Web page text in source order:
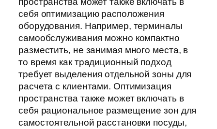
себя оптимизацию расположения
оборудования. Например, терминалы
самообслуживания можно компактно
разместить, не занимая много места, в
то время как традиционный подход
требует выделения отдельной зоны для
расчета с клиентами. Оптимизация
пространства также может включать в
себя рациональное размещение зон для
самостоятельной расстановки посуды,